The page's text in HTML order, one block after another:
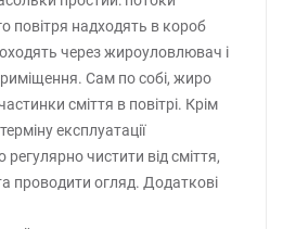
повітря надходять в короб
через жироуловлювач і
Сам по собі, жиро
сміття в повітрі. Крім
експлуатації
регулярно чистити від сміття,
проводити огляд. Додаткові